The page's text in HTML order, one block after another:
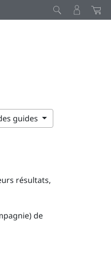
guides
résultats,
de